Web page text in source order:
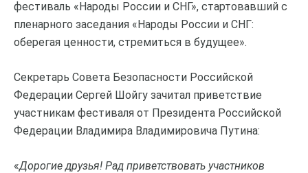
фестиваль «Народы России и СНГ», стартовавший с
пленарного заседания «Народы России и СНГ:
оберегая ценности, стремиться в будущее».
Секретарь Совета Безопасности Российской
Федерации Сергей Шойгу зачитал приветствие
участникам фестиваля от Президента Российской
Федерации Владимира Владимировича Путина:
«Дорогие друзья! Рад приветствовать участников